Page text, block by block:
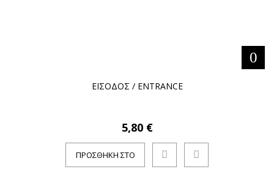
ΕΙΣΟΔΟΣ / ENTRANCE
5,80 €
ΠΡΟΣΘΉΚΗ ΣΤΟ